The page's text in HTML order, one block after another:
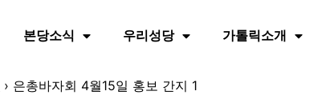
본당소식 우리성당 가톨릭소개
› 은총바자회 4월15일 홍보 간지 1